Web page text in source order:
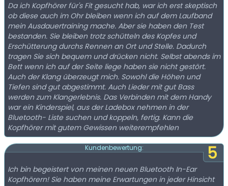
Da ich Kopfhörer für's Fit gesucht hab, war ich erst skeptisch
ob diese auch im Ohr bleiben wenn ich auf dem Laufband
mein Ausdauertraining mache. Aber sie haben den Test
bestanden. Sie bleiben trotz schütteln des Kopfes und
Erschütterung durchs Rennen an Ort und Stelle. Dadurch
tragen Sie sich bequem und drücken nicht. Selbst abends im
Bett wenn ich auf der Seite liege haben sie nicht gestört.
Auch der Klang überzeugt mich. Sowohl die Höhen und
Tiefen sind gut abgestimmt. Auch Lieder mit gut Bass
werden zum Klangerlebnis. Das Verbinden mit dem Handy
war ein Kinderspiel, aus der Ladebox nehmen in der
Bluetooth- Liste suchen und koppeln, fertig. Kann die
Kopfhörer mit gutem Gewissen weiterempfehlen
5
Kundenbewertung:
Ich bin begeistert von meinen neuen Bluetooth In-Ear
Kopfhörern! Sie haben meine Erwartungen in jeder Hinsicht